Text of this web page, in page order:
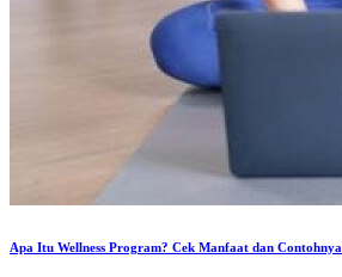
Apa Itu Wellness Program? Cek Manfaat dan Contohnya